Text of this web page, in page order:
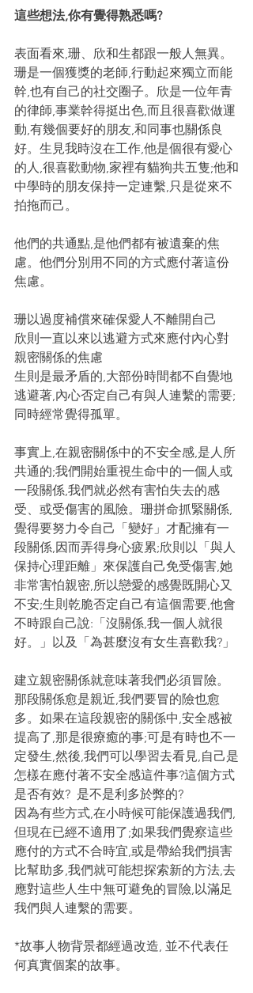
這些想法,你有覺得熟悉嗎?
表面看來,珊、欣和生都跟一般人無異。
珊是一個獲獎的老師,行動起來獨立而能
幹,也有自己的社交圈子。欣是一位年青
的律師,事業幹得挺出色,而且很喜歡做運
動,有幾個要好的朋友,和同事也關係良
好。生見我時沒在工作,他是個很有愛心
的人,很喜歡動物,家裡有貓狗共五隻;他和
中學時的朋友保持一定連繫,只是從來不
拍拖而己。
他們的共通點,是他們都有被遺棄的焦
慮。他們分別用不同的方式應付著這份
焦慮。
珊以過度補償來確保愛人不離開自己
欣則一直以來以逃避方式來應付內心對
親密關係的焦慮
生則是最矛盾的,大部份時間都不自覺地
逃避著,內心否定自己有與人連繫的需要;
同時經常覺得孤單。
事實上,在親密關係中的不安全感,是人所
共通的;我們開始重視生命中的一個人或
一段關係,我們就必然有害怕失去的感
受、或受傷害的風險。珊拼命抓緊關係,
覺得要努力令自己「變好」才配擁有一
段關係,因而弄得身心疲累;欣則以「與人
保持心理距離」來保護自己免受傷害,她
非常害怕親密,所以戀愛的感覺既開心又
不安;生則乾脆否定自己有這個需要,他會
不時跟自己說:「沒關係,我一個人就很
好。」以及「為甚麼沒有女生喜歡我?」
建立親密關係就意味著我們必須冒險。
那段關係愈是親近,我們要冒的險也愈
多。如果在這段親密的關係中,安全感被
提高了,那是很療癒的事;可是有時也不一
定發生,然後,我們可以學習去看見,自己是
怎樣在應付著不安全感這件事?這個方式
是否有效?  是不是利多於弊的?
因為有些方式,在小時候可能保護過我們,
但現在已經不適用了;如果我們覺察這些
應付的方式不合時宜,或是帶給我們損害
比幫助多,我們就可能想探索新的方法,去
應對這些人生中無可避免的冒險,以滿足
我們與人連繫的需要。
*故事人物背景都經過改造, 並不代表任
何真實個案的故事。